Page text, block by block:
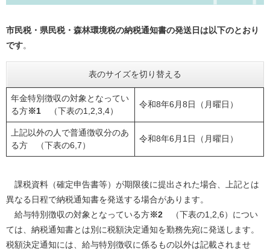
市民税・県民税・森林環境税の納税通知書の発送日は以下のとおり
です。
表のサイズを切り替える
年金特別徴収の対象となってい
る方※1 （下表の1,2,3,4）
令和8年6月8日（月曜日）
上記以外の人で普通徴収分のあ
る方
（下表の6,7）
令和8年6月1日（月曜日）
課税資料（確定申告書等）が期限後に提出された場合、上記とは
異なる日程で納税通知書を発送する場合があります。
給与特別徴収の対象となっている方※2 （下表の1,2,6）につい
ては、納税通知書とは別に税額決定通知を勤務先宛に発送します。
税額決定通知には、給与特別徴収に係るもの以外は記載されませ